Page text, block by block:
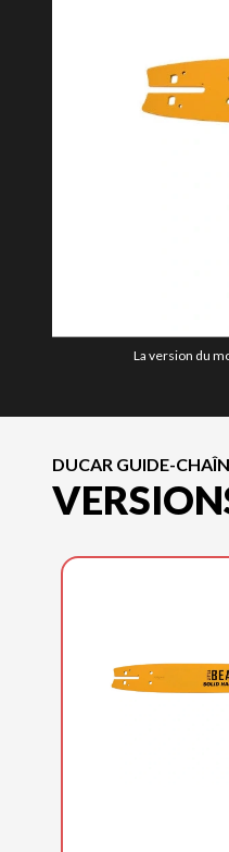
La version du
DUCAR GUIDE-